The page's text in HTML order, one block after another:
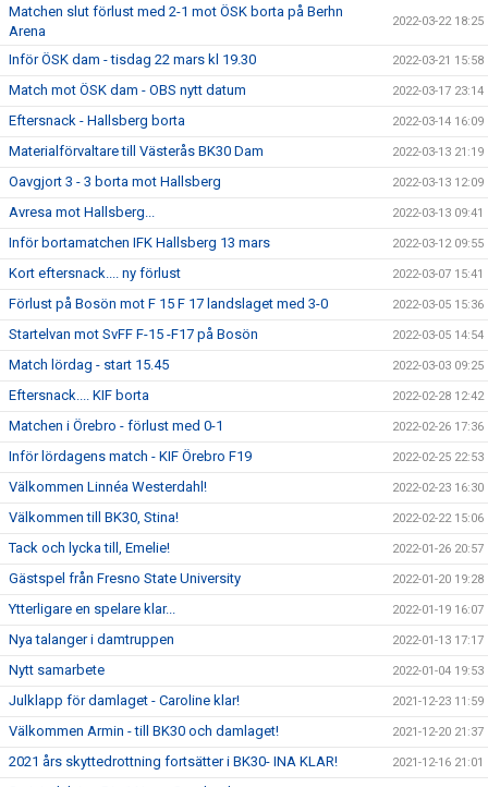
Matchen slut förlust med 2-1 mot ÖSK borta på Berhn
Arena
2022-03-22 18:25
Inför ÖSK dam - tisdag 22 mars kl 19.30 2022-03-21 15:58
Match mot ÖSK dam - OBS nytt datum 2022-03-17 23:14
Eftersnack - Hallsberg borta 2022-03-14 16:09
Materialförvaltare till Västerås BK30 Dam 2022-03-13 21:19
Oavgjort 3 - 3 borta mot Hallsberg 2022-03-13 12:09
Avresa mot Hallsberg... 2022-03-13 09:41
Inför bortamatchen IFK Hallsberg 13 mars 2022-03-12 09:55
Kort eftersnack.... ny förlust 2022-03-07 15:41
Förlust på Bosön mot F 15 F 17 landslaget med 3-0 2022-03-05 15:36
Startelvan mot SvFF F-15 -F17 på Bosön 2022-03-05 14:54
Match lördag - start 15.45 2022-03-03 09:25
Eftersnack.... KIF borta 2022-02-28 12:42
Matchen i Örebro - förlust med 0-1 2022-02-26 17:36
Inför lördagens match - KIF Örebro F19 2022-02-25 22:53
Välkommen Linnéa Westerdahl! 2022-02-23 16:30
Välkommen till BK30, Stina! 2022-02-22 15:06
Tack och lycka till, Emelie! 2022-01-26 20:57
Gästspel från Fresno State University 2022-01-20 19:28
Ytterligare en spelare klar... 2022-01-19 16:07
Nya talanger i damtruppen 2022-01-13 17:17
Nytt samarbete 2022-01-04 19:53
Julklapp för damlaget - Caroline klar! 2021-12-23 11:59
Välkommen Armin - till BK30 och damlaget! 2021-12-20 21:37
2021 års skyttedrottning fortsätter i BK30- INA KLAR! 2021-12-16 21:01